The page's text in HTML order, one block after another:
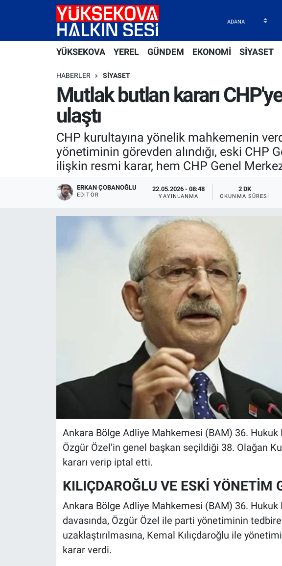
YÜKSEKOVA YEREL GÜNDEM EKONOMİ SİYASET
HABERLER SIYASET
Mutlak butlan kararı
ulaştı
CHP kurultayına yönelik mahkemenin
yönetiminin görevden alındığı, eski CHP
ilişkin resmi karar, hem CHP Genel
ERKAN ÇOBANOĞLU
EDITÖR
22.05.2026 - 08:48
YAYINLANMA
2 DK
OKUNMA SÜRESI
Ankara Bölge Adliye Mahkemesi (BAM) 36. Hukuk
Özgür Özel’in genel başkan seçildiği 38. Olağan
kararı verip iptal etti.
KILIÇDAROĞLU VE ESKİ YÖNETİM
Ankara Bölge Adliye Mahkemesi (BAM) 36. Hukuk
davasında, Özgür Özel ile parti yönetiminin
uzaklaştırılmasına, Kemal Kılıçdaroğlu ile
karar verdi.
Yüksekova Nöbetçi Eczaneler
Yüksekova Trafik Yoğunluk Haritası
Süper Lig Puan Durumu ve Fikstür
Tüm Manşetler
Son Dakika Haberleri
Haber Arşivi